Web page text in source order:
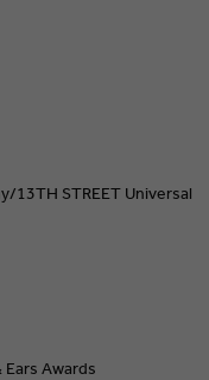
13TH STREET Universal
Awards